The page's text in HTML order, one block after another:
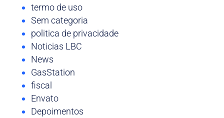
termo de uso
Sem categoria
politica de privacidade
Noticias LBC
News
GasStation
fiscal
Envato
Depoimentos